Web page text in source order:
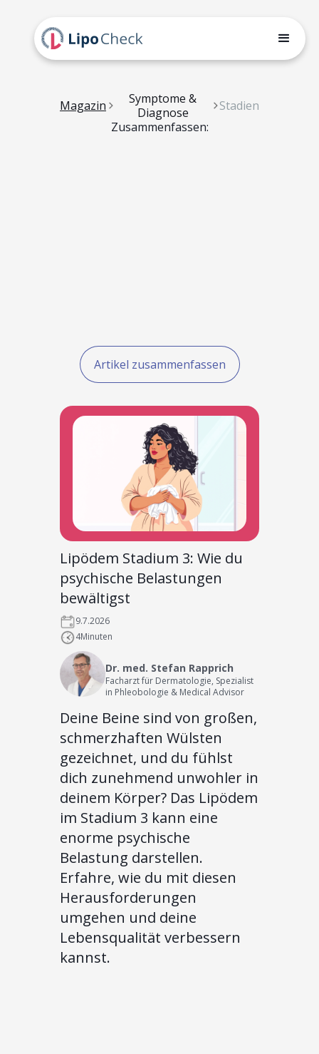
Magazin
Symptome &
Diagnose
Stadien
Zusammenfassen:
Artikel zusammenfassen
Lipödem Stadium 3: Wie du
psychische Belastungen
bewältigst
9.7.2026
4Minuten
Dr. med. Stefan Rapprich
Facharzt für Dermatologie, Spezialist
in Phleobologie & Medical Advisor
Deine Beine sind von großen,
schmerzhaften Wülsten
gezeichnet, und du fühlst
dich zunehmend unwohler in
deinem Körper? Das Lipödem
im Stadium 3 kann eine
enorme psychische
Belastung darstellen.
Erfahre, wie du mit diesen
Herausforderungen
umgehen und deine
Lebensqualität verbessern
kannst.